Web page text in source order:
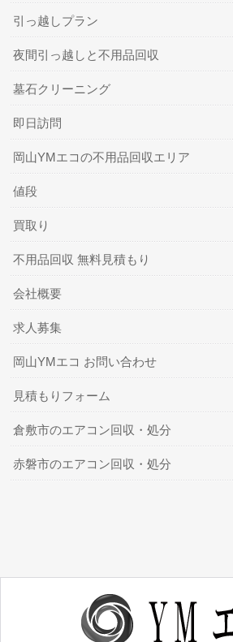
引っ越しプラン
夜間引っ越しと不用品回収
墓石クリーニング
即日訪問
岡山YMエコの不用品回収エリア
値段
買取り
不用品回収 無料見積もり
会社概要
求人募集
岡山YMエコ お問い合わせ
見積もりフォーム
倉敷市のエアコン回収・処分
赤磐市のエアコン回収・処分